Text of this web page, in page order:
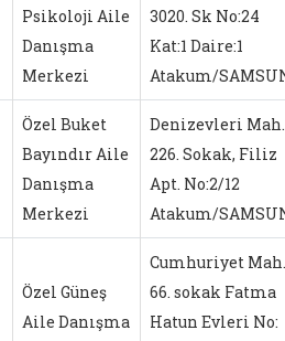
Psikoloji Aile
Danışma
Merkezi
3020. Sk No:24
Kat:1 Daire:1
Atakum/
Özel Buket
Bayındır Aile
Danışma
Merkezi
Denizevleri Mah.
226. Sokak, Filiz
Apt. No:2/12
Atakum/
Özel Güneş
Aile Danışma
Cumhuriyet Mah.
66. sokak Fatma
Hatun Evleri No: